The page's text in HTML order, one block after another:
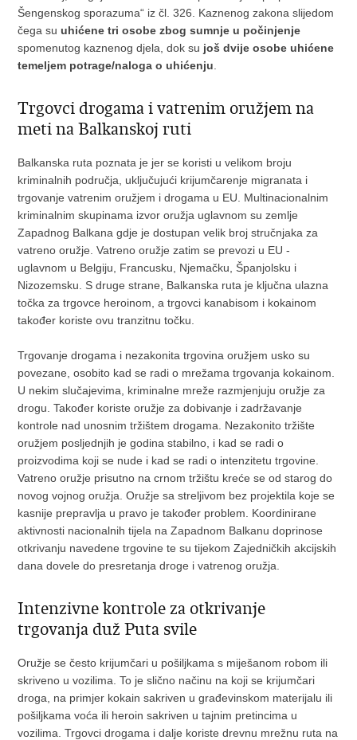
Šengenskog sporazuma“ iz čl. 326. Kaznenog zakona slijedom
čega suuhićene tri osobe zbog sumnje u počinjenje
spomenutog kaznenog djela, dok su još dvije osobe uhićene
temeljem potrage/naloga o uhićenju
Trgovci drogama i vatrenim oružjem na
meti na Balkanskoj ruti
Balkanska ruta poznata je jer se koristi u velikom broju
kriminalnih područja, uključujući krijumčarenje migranata i
trgovanje vatrenim oružjem i drogama u EU. Multinacionalnim
kriminalnim skupinama izvor oružja uglavnom su zemlje
Zapadnog Balkana gdje je dostupan velik broj stručnjaka za
vatreno oružje. Vatreno oružje zatim se prevozi u EU -
uglavnom u Belgiju, Francusku, Njemačku, Španjolsku i
Nizozemsku. S druge strane, Balkanska ruta je ključna ulazna
točka za trgovce heroinom, a trgovci kanabisom i kokainom
također koriste ovu tranzitnu točku.
Trgovanje drogama i nezakonita trgovina oružjem usko su
povezane, osobito kad se radi o mrežama trgovanja kokainom.
U nekim slučajevima, kriminalne mreže razmjenjuju oružje za
drogu. Također koriste oružje za dobivanje i zadržavanje
kontrole nad unosnim tržištem drogama. Nezakonito tržište
oružjem posljednjih je godina stabilno, i kad se radi o
proizvodima koji se nude i kad se radi o intenzitetu trgovine.
Vatreno oružje prisutno na crnom tržištu kreće se od starog do
novog vojnog oružja. Oružje sa streljivom bez projektila koje se
kasnije prepravlja u pravo je također problem. Koordinirane
aktivnosti nacionalnih tijela na Zapadnom Balkanu doprinose
otkrivanju navedene trgovine te su tijekom Zajedničkih akcijskih
dana dovele do presretanja droge i vatrenog oružja.
Intenzivne kontrole za otkrivanje
trgovanja duž Puta svile
Oružje se često krijumčari u pošiljkama s miješanom robom ili
skriveno u vozilima. To je slično načinu na koji se krijumčari
droga, na primjer kokain sakriven u građevinskom materijalu ili
pošiljkama voća ili heroin sakriven u tajnim pretincima u
vozilima. Trgovci drogama i dalje koriste drevnu mrežnu ruta na